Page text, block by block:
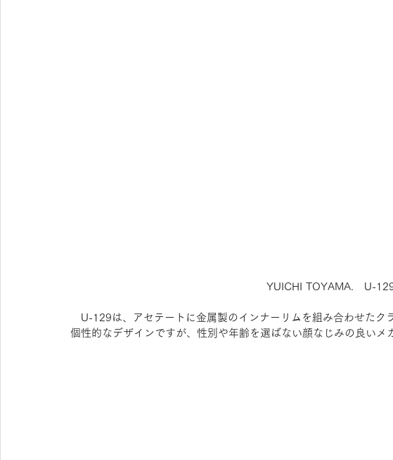
YUICHI TOYAMA.　U-
U-129は、アセテートに金属製のインナーリムを組み合わせたク
個性的なデザインですが、性別や年齢を選ばない顔なじみの良いメ